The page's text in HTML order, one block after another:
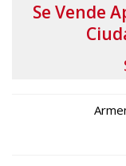
Se Vende